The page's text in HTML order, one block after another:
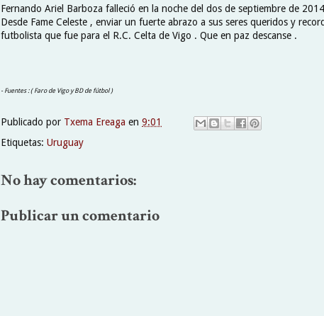
Fernando Ariel Barboza falleció en la noche del dos de septiembre de
Desde Fame Celeste , enviar un fuerte abrazo a sus seres queridos y
futbolista que fue para el R.C. Celta de Vigo . Que en paz descanse .
- Fuentes : ( Faro de Vigo y BD de fútbol )
Publicado por Txema Ereaga en 9:01
Etiquetas: Uruguay
No hay comentarios:
Publicar un comentario